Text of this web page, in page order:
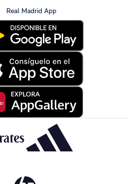
Real Madrid App